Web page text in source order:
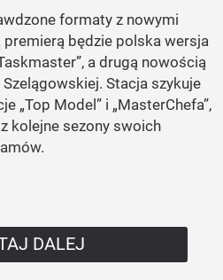
formaty z nowymi
będzie polska wersja
a drugą nowością
Stacja szykuje
„Top Model” i „MasterChefa”,
kolejne sezony swoich
DALEJ